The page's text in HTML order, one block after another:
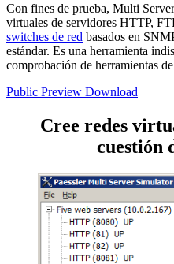
Con fines de prueba, Multi
virtuales de servidores HTTP,
switches de red basados en
estándar. Es una herramienta
comprobación de herramientas de
Public Preview Download
Cree redes
cuestión